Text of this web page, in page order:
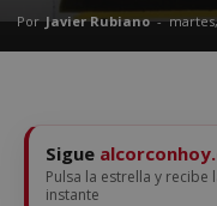
Por Javier Rubiano -
Sigue
Pulsa la estrella y
instante